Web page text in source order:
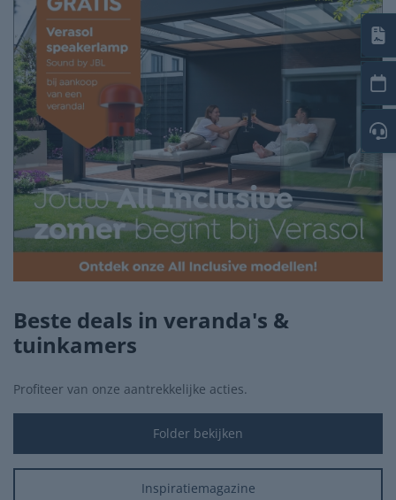
Beste deals in veranda's &
tuinkamers
Profiteer van onze aantrekkelijke acties.
Folder bekijken
Inspiratiemagazine